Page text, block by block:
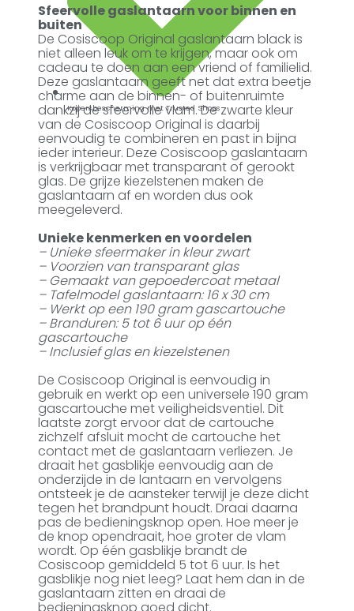
Kopersbescherming met Trusted Shops
Sfeervolle gaslantaarn voor binnen en
buiten
De Cosiscoop Original gaslantaarn black is
niet alleen leuk om te krijgen, maar ook om
cadeau te doen aan een vriend of familielid.
Deze gaslantaarn geeft net dat extra beetje
charme aan de binnen- of buitenruimte
dankzij de sfeervolle vlam. De zwarte kleur
van de Cosiscoop Original is daarbij
eenvoudig te combineren en past in bijna
ieder interieur. Deze Cosiscoop gaslantaarn
is verkrijgbaar met transparant of gerookt
glas. De grijze kiezelstenen maken de
gaslantaarn af en worden dus ook
meegeleverd.
Unieke kenmerken en voordelen
– Unieke sfeermaker in kleur zwart
– Voorzien van transparant glas
– Gemaakt van gepoedercoat metaal
– Tafelmodel gaslantaarn: 16 x 30 cm
– Werkt op een 190 gram gascartouche
– Branduren: 5 tot 6 uur op één
gascartouche
– Inclusief glas en kiezelstenen
De Cosiscoop Original is eenvoudig in
gebruik en werkt op een universele 190 gram
gascartouche met veiligheidsventiel. Dit
laatste zorgt ervoor dat de cartouche
zichzelf afsluit mocht de cartouche het
contact met de gaslantaarn verliezen. Je
draait het gasblikje eenvoudig aan de
onderzijde in de lantaarn en vervolgens
ontsteek je de aansteker terwijl je deze dicht
tegen het brandpunt houdt. Draai daarna
pas de bedieningsknop open. Hoe meer je
de knop opendraait, hoe groter de vlam
wordt. Op één gasblikje brandt de
Cosiscoop gemiddeld 5 tot 6 uur. Is het
gasblikje nog niet leeg? Laat hem dan in de
gaslantaarn zitten en draai de